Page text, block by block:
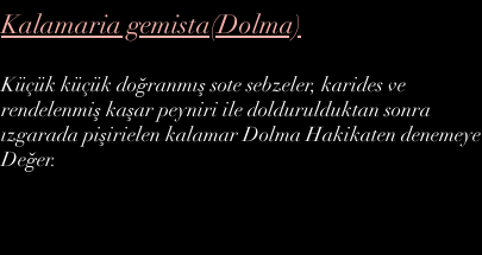
Kalamaria gemista(Dolma)
Küçük küçük doğranmış sote sebzeler, karides ve
rendelenmiş kaşar peyniri ile doldurulduktan sonra
ızgarada pişirielen kalamar Dolma Hakikaten denemeye
Değer.